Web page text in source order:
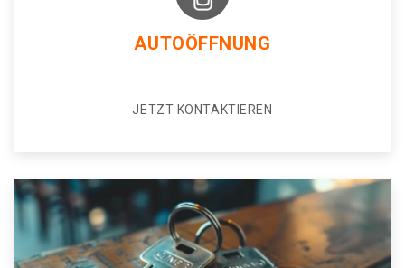
AUTOÖFFNUNG
JETZT KONTAKTIEREN